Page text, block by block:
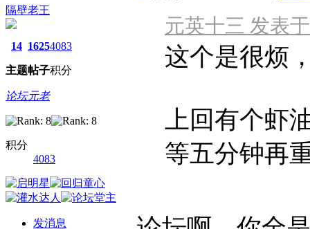
隔壁老王
14
主题
1625
帖子
4083
积分
论坛元老
积分
4083
发消息
元英十三 发表
这个是很烦
上回有个虾
等五分钟再